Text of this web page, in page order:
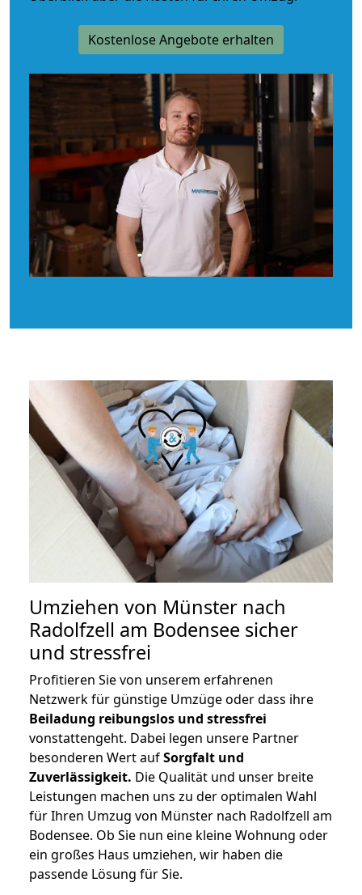
Kostenlose Angebote erhalten
Umziehen von Münster nach
Radolfzell am Bodensee sicher
und stressfrei
Profitieren Sie von unserem erfahrenen
Netzwerk für günstige Umzüge oder dass ihre
Beiladung reibungslos und stressfrei
vonstattengeht. Dabei legen unsere Partner
besonderen Wert aufSorgfalt und
Zuverlässigkeit. Die Qualität und unser breite
Leistungen machen uns zu der optimalen Wahl
für Ihren Umzug von Münster nach Radolfzell am
Bodensee. Ob Sie nun eine kleine Wohnung oder
ein großes Haus umziehen, wir haben die
passende Lösung für Sie.